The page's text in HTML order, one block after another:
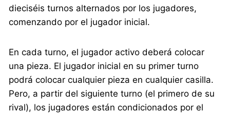
dieciséis turnos alternados por los jugadores,
comenzando por el jugador inicial.
En cada turno, el jugador activo deberá colocar
una pieza. El jugador inicial en su primer turno
podrá colocar cualquier pieza en cualquier casilla.
Pero, a partir del siguiente turno (el primero de su
rival), los jugadores están condicionados por el